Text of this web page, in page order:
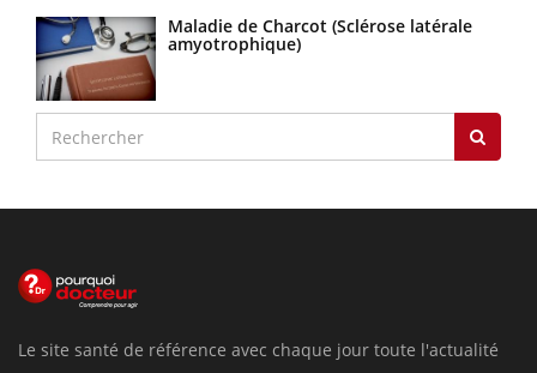
Maladie de Charcot (Sclérose latérale
amyotrophique)
Le site santé de référence avec chaque jour toute l'actualité